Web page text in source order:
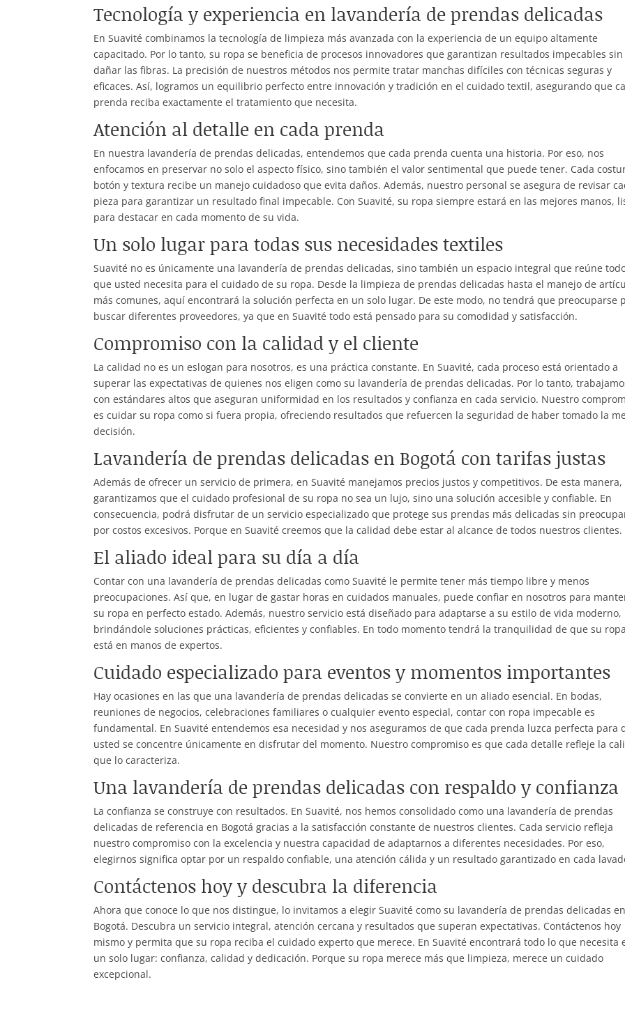
Tecnología y experiencia en lavandería de prendas delicadas
En Suavité combinamos la tecnología de limpieza más avanzada con la experiencia de un equipo altamente
capacitado. Por lo tanto, su ropa se beneficia de procesos innovadores que garantizan resultados impecables sin
dañar las fibras. La precisión de nuestros métodos nos permite tratar manchas difíciles con técnicas seguras y
eficaces. Así, logramos un equilibrio perfecto entre innovación y tradición en el cuidado textil, asegurando que
prenda reciba exactamente el tratamiento que necesita.
Atención al detalle en cada prenda
En nuestra lavandería de prendas delicadas, entendemos que cada prenda cuenta una historia. Por eso, nos
enfocamos en preservar no solo el aspecto físico, sino también el valor sentimental que puede tener. Cada
botón y textura recibe un manejo cuidadoso que evita daños. Además, nuestro personal se asegura de revisar
pieza para garantizar un resultado final impecable. Con Suavité, su ropa siempre estará en las mejores manos,
para destacar en cada momento de su vida.
Un solo lugar para todas sus necesidades textiles
Suavité no es únicamente una lavandería de prendas delicadas, sino también un espacio integral que reúne
que usted necesita para el cuidado de su ropa. Desde la limpieza de prendas delicadas hasta el manejo de
más comunes, aquí encontrará la solución perfecta en un solo lugar. De este modo, no tendrá que preocuparse
buscar diferentes proveedores, ya que en Suavité todo está pensado para su comodidad y satisfacción.
Compromiso con la calidad y el cliente
La calidad no es un eslogan para nosotros, es una práctica constante. En Suavité, cada proceso está orientado a
superar las expectativas de quienes nos eligen como su lavandería de prendas delicadas. Por lo tanto,
con estándares altos que aseguran uniformidad en los resultados y confianza en cada servicio. Nuestro
es cuidar su ropa como si fuera propia, ofreciendo resultados que refuercen la seguridad de haber tomado la
decisión.
Lavandería de prendas delicadas en Bogotá con tarifas justas
Además de ofrecer un servicio de primera, en Suavité manejamos precios justos y competitivos. De esta manera,
garantizamos que el cuidado profesional de su ropa no sea un lujo, sino una solución accesible y confiable. En
consecuencia, podrá disfrutar de un servicio especializado que protege sus prendas más delicadas sin
por costos excesivos. Porque en Suavité creemos que la calidad debe estar al alcance de todos nuestros clientes.
El aliado ideal para su día a día
Contar con una lavandería de prendas delicadas como Suavité le permite tener más tiempo libre y menos
preocupaciones. Así que, en lugar de gastar horas en cuidados manuales, puede confiar en nosotros para
su ropa en perfecto estado. Además, nuestro servicio está diseñado para adaptarse a su estilo de vida moderno,
brindándole soluciones prácticas, eficientes y confiables. En todo momento tendrá la tranquilidad de que su ropa
está en manos de expertos.
Cuidado especializado para eventos y momentos importantes
Hay ocasiones en las que una lavandería de prendas delicadas se convierte en un aliado esencial. En bodas,
reuniones de negocios, celebraciones familiares o cualquier evento especial, contar con ropa impecable es
fundamental. En Suavité entendemos esa necesidad y nos aseguramos de que cada prenda luzca perfecta para
usted se concentre únicamente en disfrutar del momento. Nuestro compromiso es que cada detalle refleje la
que lo caracteriza.
Una lavandería de prendas delicadas con respaldo y confianza
La confianza se construye con resultados. En Suavité, nos hemos consolidado como una lavandería de prendas
delicadas de referencia en Bogotá gracias a la satisfacción constante de nuestros clientes. Cada servicio refleja
nuestro compromiso con la excelencia y nuestra capacidad de adaptarnos a diferentes necesidades. Por eso,
elegirnos significa optar por un respaldo confiable, una atención cálida y un resultado garantizado en cada
Contáctenos hoy y descubra la diferencia
Ahora que conoce lo que nos distingue, lo invitamos a elegir Suavité como su lavandería de prendas delicadas en
Bogotá. Descubra un servicio integral, atención cercana y resultados que superan expectativas. Contáctenos hoy
mismo y permita que su ropa reciba el cuidado experto que merece. En Suavité encontrará todo lo que necesita
un solo lugar: confianza, calidad y dedicación. Porque su ropa merece más que limpieza, merece un cuidado
excepcional.